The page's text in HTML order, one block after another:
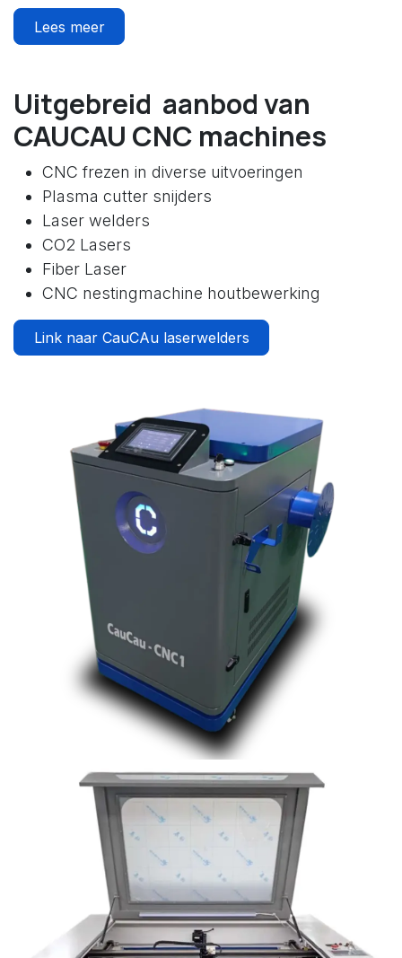
Lees meer
Uitgebreid aanbod van
CAUCAU CNC machines
CNC frezen in diverse uitvoeringen
Plasma cutter snijders
Laser welders
CO2 Lasers
Fiber Laser
CNC nestingmachine houtbewerking
Link naar CauCAu laserwelders